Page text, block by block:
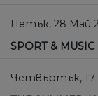
Петък, 28 Май
SPORT &
Четвъртък, 17